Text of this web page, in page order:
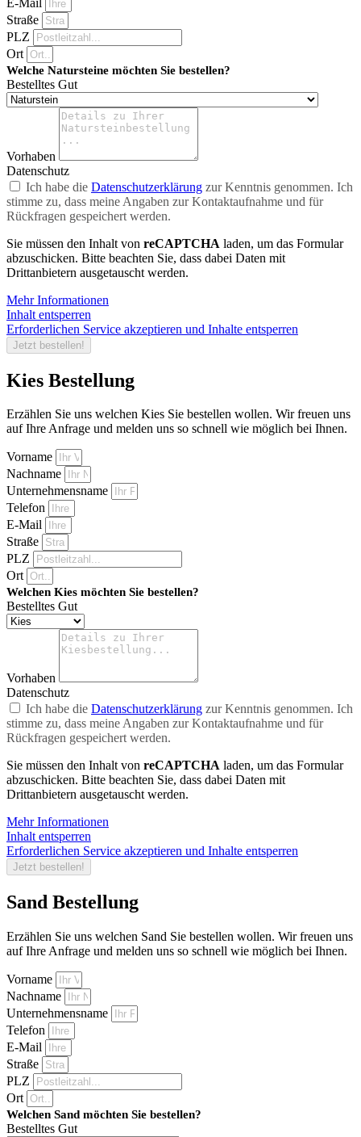
Straße
PLZ
Ort
Welche Natursteine möchten Sie bestellen?
Bestelltes Gut
Vorhaben
Datenschutz
Ich habe die Datenschutzerklärung zur Kenntnis genommen. Ich
stimme zu, dass meine Angaben zur Kontaktaufnahme und für
Rückfragen gespeichert werden.
Sie müssen den Inhalt von reCAPTCHA laden, um das Formular
abzuschicken. Bitte beachten Sie, dass dabei Daten mit
Drittanbietern ausgetauscht werden.
Mehr Informationen
Inhalt entsperren
Erforderlichen Service akzeptieren und Inhalte entsperren
Jetzt bestellen!
Kies Bestellung
Erzählen Sie uns welchen Kies Sie bestellen wollen. Wir freuen uns
auf Ihre Anfrage und melden uns so schnell wie möglich bei Ihnen.
Vorname
Nachname
Unternehmensname
Telefon
E-Mail
Straße
PLZ
Ort
Welchen Kies möchten Sie bestellen?
Bestelltes Gut
Vorhaben
Datenschutz
Ich habe die Datenschutzerklärung zur Kenntnis genommen. Ich
stimme zu, dass meine Angaben zur Kontaktaufnahme und für
Rückfragen gespeichert werden.
Sie müssen den Inhalt von reCAPTCHA laden, um das Formular
abzuschicken. Bitte beachten Sie, dass dabei Daten mit
Drittanbietern ausgetauscht werden.
Mehr Informationen
Inhalt entsperren
Erforderlichen Service akzeptieren und Inhalte entsperren
Jetzt bestellen!
Sand Bestellung
Erzählen Sie uns welchen Sand Sie bestellen wollen. Wir freuen uns
auf Ihre Anfrage und melden uns so schnell wie möglich bei Ihnen.
Vorname
Nachname
Unternehmensname
Telefon
E-Mail
Straße
PLZ
Ort
Welchen Sand möchten Sie bestellen?
Bestelltes Gut